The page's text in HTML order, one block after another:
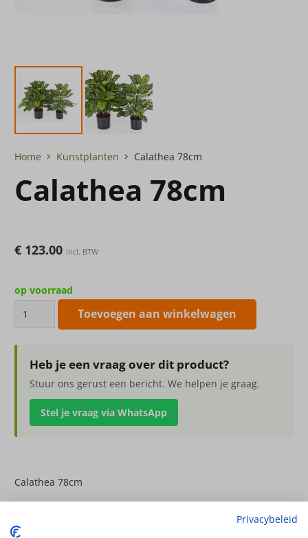
Home Kunstplanten Calathea 78cm
Calathea 78cm
€ 123.00 Incl. BTW
op voorraad
Calathea
aantal
Toevoegen aan winkelwagen
Heb je een vraag over dit product?
Stuur ons gerust een bericht. We helpen je graag.
Stel je vraag via WhatsApp
Calathea 78cm
kunstplanten
Privacybeleid